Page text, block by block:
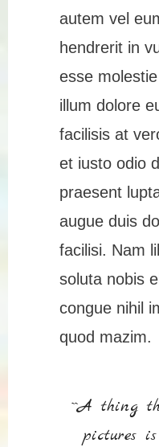
autem vel
hendrerit in
esse
illum dolore
facilisis at
et iusto odio
praesent
augue duis
facilisi. Nam
soluta nobis
congue nihil
quod mazim.
``A thing
pictures